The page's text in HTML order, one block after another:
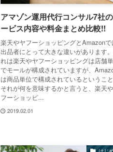
アマゾン運用代行コンサル7社
ービス内容や料金まとめ比較!!
楽天やヤフーショッピングとAmazonで
出品者にとって大きな違いがあります
れは楽天やヤフーショッピングは店舗
でモールが構成されていますが、
は商品単位で構成されているということ
それが何を意味するかと言うと、楽天
フーショッピ...
2019.02.01